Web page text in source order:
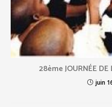
28ème JOURNÉE DE
juin